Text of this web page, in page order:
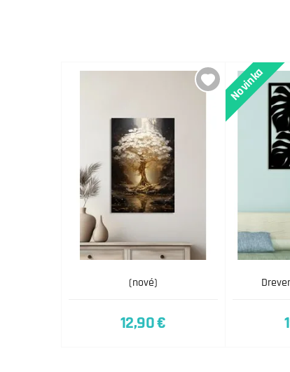
(nové)
12,90 €
Novinka